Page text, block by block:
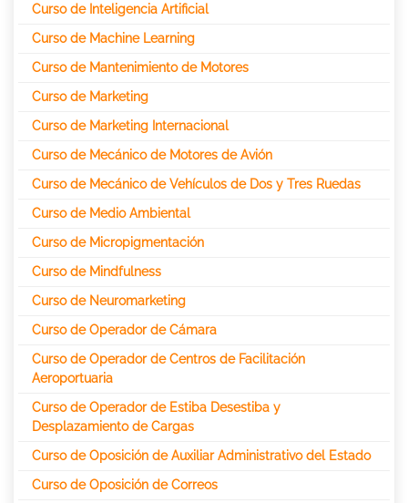
Curso de Inteligencia Artificial
Curso de Machine Learning
Curso de Mantenimiento de Motores
Curso de Marketing
Curso de Marketing Internacional
Curso de Mecánico de Motores de Avión
Curso de Mecánico de Vehículos de Dos y Tres Ruedas
Curso de Medio Ambiental
Curso de Micropigmentación
Curso de Mindfulness
Curso de Neuromarketing
Curso de Operador de Cámara
Curso de Operador de Centros de Facilitación
Aeroportuaria
Curso de Operador de Estiba Desestiba y
Desplazamiento de Cargas
Curso de Oposición de Auxiliar Administrativo del Estado
Curso de Oposición de Correos